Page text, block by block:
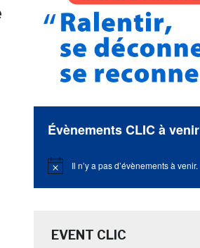
Évènements CLIC à venir
Notice Il n’y a pas d’évènements à venir.
EVENT CLIC